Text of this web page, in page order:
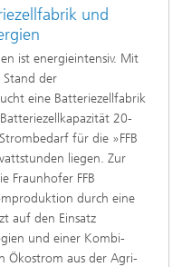
und
ist energieintensiv. Mit
der
eine Batteriezellfabrik
20-
für die »FFB
liegen. Zur
Fraunhofer FFB
durch eine
auf den Einsatz
und einer Kombi-
Ökostrom aus der Agri-